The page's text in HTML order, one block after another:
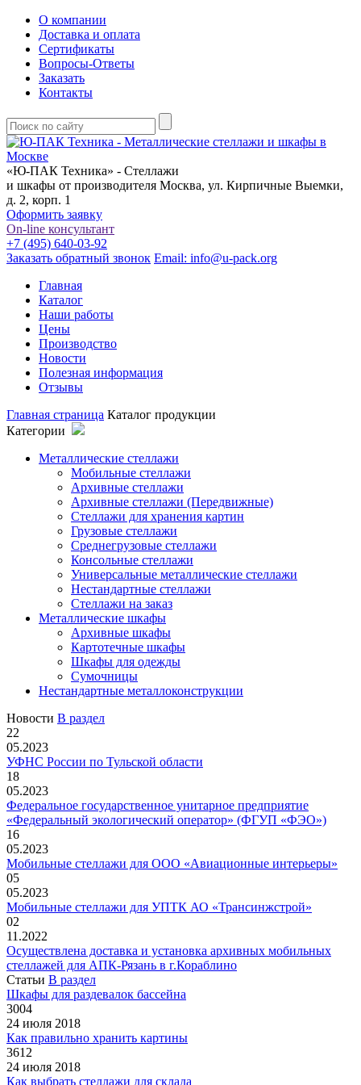
О компании
Доставка и оплата
Сертификаты
Вопросы-Ответы
Заказать
Контакты
«Ю-ПАК Техника» - Стеллажи
и шкафы от производителя Москва, ул. Кирпичные Выемки,
д. 2, корп. 1
Оформить заявку
On-line консультант
+7 (495) 640-03-92
Заказать обратный звонок Email: info@u-pack.org
Главная
Каталог
Наши работы
Цены
Производство
Новости
Полезная информация
Отзывы
Главная страница Каталог продукции
Категории
Металлические стеллажи
Мобильные стеллажи
Архивные стеллажи
Архивные стеллажи (Передвижные)
Стеллажи для хранения картин
Грузовые стеллажи
Среднегрузовые стеллажи
Консольные стеллажи
Универсальные металлические стеллажи
Нестандартные стеллажи
Стеллажи на заказ
Металлические шкафы
Архивные шкафы
Картотечные шкафы
Шкафы для одежды
Сумочницы
Нестандартные металлоконструкции
Новости В раздел
22
05.2023
УФНС России по Тульской области
18
05.2023
Федеральное государственное унитарное предприятие
«Федеральный экологический оператор» (ФГУП «ФЭО»)
16
05.2023
Мобильные стеллажи для ООО «Авиационные интерьеры»
05
05.2023
Мобильные стеллажи для УПТК АО «Трансинжстрой»
02
11.2022
Осуществлена доставка и установка архивных мобильных
стеллажей для АПК-Рязань в г.Кораблино
Статьи В раздел
Шкафы для раздевалок бассейна
3004
24 июля 2018
Как правильно хранить картины
3612
24 июля 2018
Как выбрать стеллажи для склада